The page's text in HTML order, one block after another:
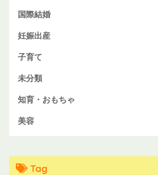
国際結婚
妊娠出産
子育て
未分類
知育・おもちゃ
美容
Tag